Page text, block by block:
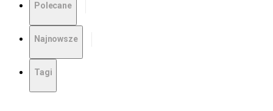
Polecane
Najnowsze
Tagi